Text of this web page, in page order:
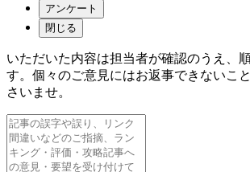
アンケート
閉じる
いただいた内容は担当者が確認のうえ、
す。個々のご意見にはお返事できないこ
さいませ。